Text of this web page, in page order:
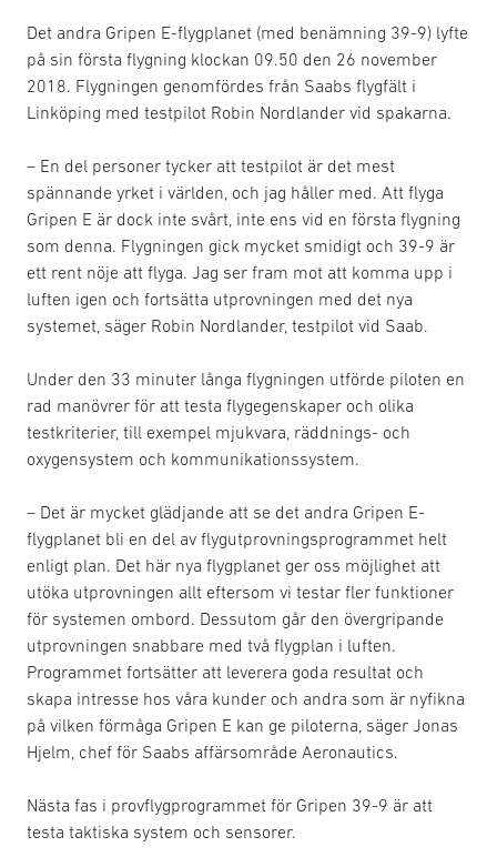
Det andra Gripen E-flygplanet (med benämning 39-9) lyfte
på sin första flygning klockan 09.50 den 26 november
2018. Flygningen genomfördes från Saabs flygfält i
Linköping med testpilot Robin Nordlander vid spakarna.
– En del personer tycker att testpilot är det mest
spännande yrket i världen, och jag håller med. Att flyga
Gripen E är dock inte svårt, inte ens vid en första flygning
som denna. Flygningen gick mycket smidigt och 39-9 är
ett rent nöje att flyga. Jag ser fram mot att komma upp i
luften igen och fortsätta utprovningen med det nya
systemet, säger Robin Nordlander, testpilot vid Saab.
Under den 33 minuter långa flygningen utförde piloten en
rad manövrer för att testa flygegenskaper och olika
testkriterier, till exempel mjukvara, räddnings- och
oxygensystem och kommunikationssystem.
– Det är mycket glädjande att se det andra Gripen E-
flygplanet bli en del av flygutprovningsprogrammet helt
enligt plan. Det här nya flygplanet ger oss möjlighet att
utöka utprovningen allt eftersom vi testar fler funktioner
för systemen ombord. Dessutom går den övergripande
utprovningen snabbare med två flygplan i luften.
Programmet fortsätter att leverera goda resultat och
skapa intresse hos våra kunder och andra som är nyfikna
på vilken förmåga Gripen E kan ge piloterna, säger Jonas
Hjelm, chef för Saabs affärsområde Aeronautics.
Nästa fas i provflygprogrammet för Gripen 39-9 är att
testa taktiska system och sensorer.